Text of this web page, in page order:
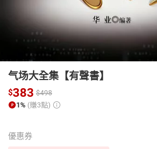
气场大全集【有聲書】
$383 $498
1% (賺3點)
優惠券